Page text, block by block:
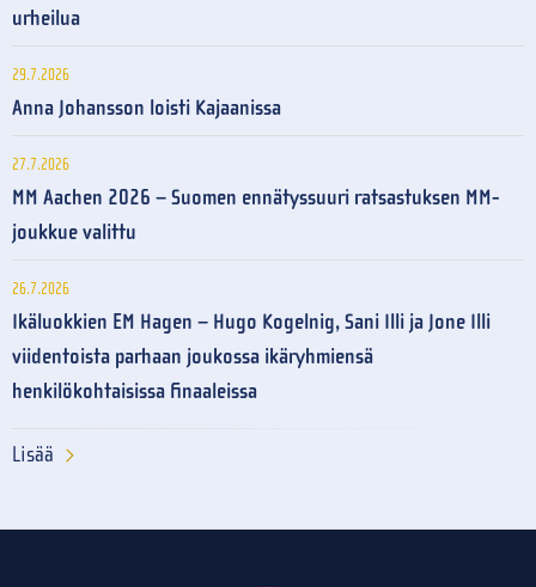
urheilua
29.7.2026
Anna Johansson loisti Kajaanissa
27.7.2026
MM Aachen 2026 – Suomen ennätyssuuri ratsastuksen MM-
joukkue valittu
26.7.2026
Ikäluokkien EM Hagen – Hugo Kogelnig, Sani Illi ja Jone Illi
viidentoista parhaan joukossa ikäryhmiensä
henkilökohtaisissa finaaleissa
Lisää